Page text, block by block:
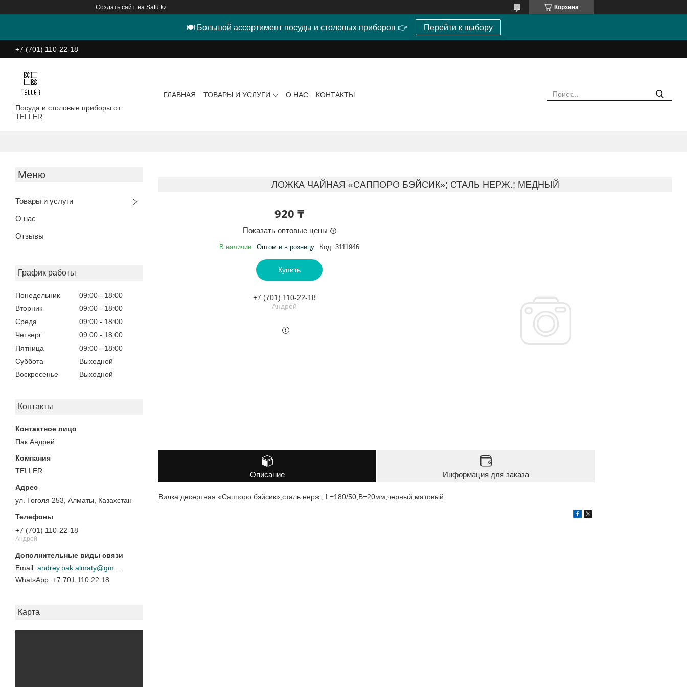
Создать сайт на Satu.kz Корзина
🍽 Большой ассортимент посуды и столовых приборов 👉 Перейти к выбору
+7 (701) 110-22-18
Посуда и столовые приборы от
TELLER
ГЛАВНАЯ ТОВАРЫ И УСЛУГИ О НАС КОНТАКТЫ
Товары и услуги
О нас
Отзывы
График работы
Понедельник 09:00
18:00
Вторник
09:00
18:00
Среда
09:00
18:00
Четверг
09:00
18:00
Пятница
09:00
18:00
Суббота
Выходной
Воскресенье
Выходной
Контакты
Пак Андрей
TELLER
ул. Гоголя 253, Алматы, Казахстан
+7 (701) 110-22-18
Андрей
+7 701 110 22 18
Карта
ЛОЖКА ЧАЙНАЯ «САППОРО БЭЙСИК»; СТАЛЬ НЕРЖ.; МЕДНЫЙ
920 ₸
Показать оптовые цены
В наличии Оптом и в розницу Код: 3111946
Купить
+7 (701) 110-22-18
Андрей
Описание Информация для заказа
Вилка десертная «Саппоро бэйсик»;сталь нерж.; L=180/50,B=20мм;черный,матовый